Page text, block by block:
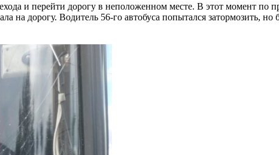
и перейти дорогу в неположенном месте. В этот момент по
на дорогу. Водитель 56-го автобуса попытался затормозить,